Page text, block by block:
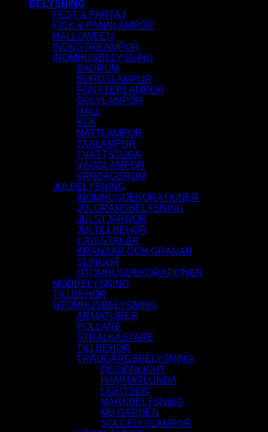
BELYSNING
FEST & PARTAJ
FICK & PANNLAMPOR
HALLOWEEN
INDUSTRILAMPOR
INOMHUSBELYSNING
BADRUM
BORDSLAMPOR
FÖNSTERLAMPOR
GOLVLAMPOR
HALL
KÖK
NATTLAMPOR
TAKLAMPOR
TVÄTTSTUGA
VÄGGLAMPOR
VARDAGSRUM
JULBELYSNING
INOMHUSDEKORATIONER
JULGRANSBELYSNING
JULSTJÄRNOR
JULTILLBEHÖR
LJUSSTAKAR
KRANSAR OCH GRANAR
SLINGOR
UTOMHUSDEKORATIONER
NÖDBELYSNING
TILLBEHÖR
UTOMHUSBELYSNING
ARMATURER
POLLARE
STRÅLKASTARE
TILLBEHÖR
TRÄDGÅRDSBELYSNING
DESIGNLIGHT
HAMMARLUNDA
LIGHTSON
MARKBELYSNING
MB GARDEN
SOLCELLSLAMPOR